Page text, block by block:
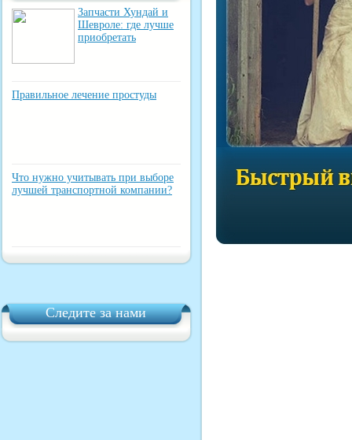
Запчасти Хундай и
Шевроле: где лучше
приобретать
Правильное лечение простуды
Что нужно учитывать при выборе
лучшей транспортной компании?
Следите за нами